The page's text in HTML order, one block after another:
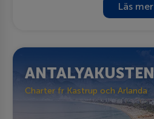
Läs mer
ANTALYAKUSTEN
Charter fr Kastrup och Arlanda